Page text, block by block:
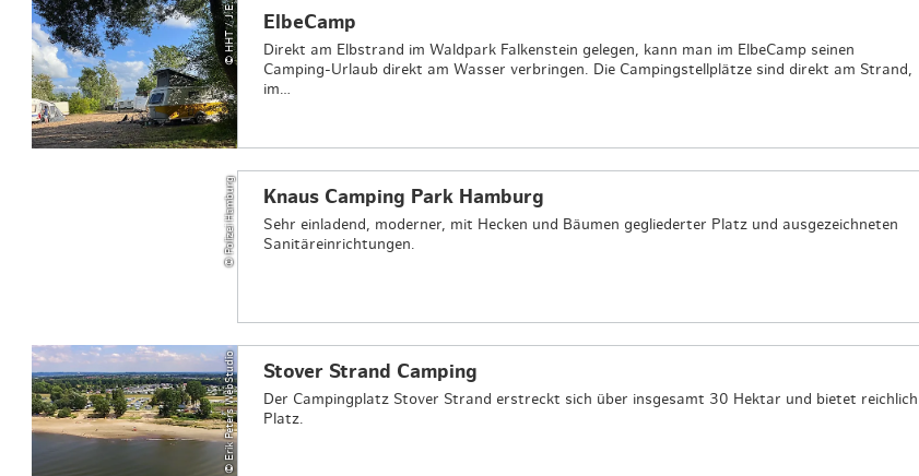
© HHT / J.E. ElbeCamp
Direkt am Elbstrand im Waldpark Falkenstein gelegen, kann man im ElbeCamp seinen
Camping-Urlaub direkt am Wasser verbringen. Die Campingstellplätze sind direkt am Strand,
im…
© Polizei Hamburg Knaus Camping Park Hamburg
Sehr einladend, moderner, mit Hecken und Bäumen gegliederter Platz und ausgezeichneten
Sanitäreinrichtungen.
© Erik Peters WebStudio Stover Strand Camping
Der Campingplatz Stover Strand erstreckt sich über insgesamt 30 Hektar und bietet reichlich
Platz.